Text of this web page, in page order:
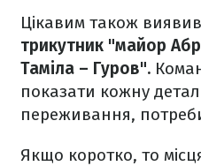
Цікавим також
трикутник "майор
Таміла – Гуров".
показати кожну
переживання,
Якщо коротко, то